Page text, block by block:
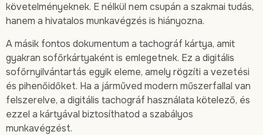
követelményeknek. E nélkül nem csupán a szakmai tudás,
hanem a hivatalos munkavégzés is hiányozna.
A másik fontos dokumentum a tachográf kártya, amit
gyakran sofőrkártyaként is emlegetnek. Ez a digitális
sofőrnyilvántartás egyik eleme, amely rögzíti a vezetési
és pihenőidőket. Ha a járműved modern műszerfallal van
felszerelve, a digitális tachográf használata kötelező, és
ezzel a kártyával biztosíthatod a szabályos
munkavégzést.